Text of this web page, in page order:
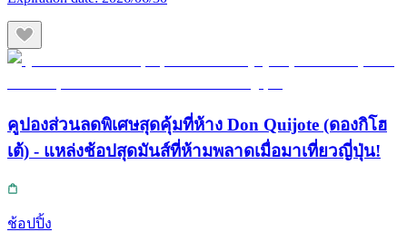
คูปองส่วนลดพิเศษสุดคุ้มที่ห้าง Don Quijote (ดองกิโฮ
เต้) - แหล่งช้อปสุดมันส์ที่ห้ามพลาดเมื่อมาเที่ยวญี่ปุ่น!
ช้อปปิ้ง